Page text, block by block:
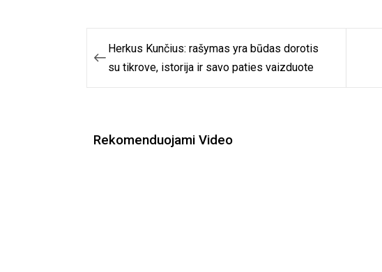
Navigacija
tarp
Herkus Kunčius: rašymas yra būdas dorotis
su tikrove, istorija ir savo paties vaizduote
Rekomenduojami Video